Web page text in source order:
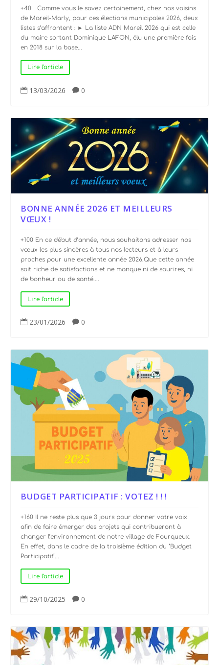
+40 Comme vous le savez certainement, chez nos voisins
de Mareil-Marly, pour ces élections municipales 2026, deux
listes s’affrontent : ► La liste ADN Mareil 2026 qui est celle
du maire sortant Dominique LAFON, élu une première fois
en 2018 sur la base...
Lire l'article
 13/03/2026  0
BONNE ANNÉE 2026 ET MEILLEURS
VŒUX !
+100 En ce début d’année, nous souhaitons adresser nos
vœux les plus sincères à tous nos lecteurs et à leurs
proches pour une excellente année 2026.Que cette année
soit riche de satisfactions et ne manque ni de sourires, ni
de bonheur ou de santé....
Lire l'article
 23/01/2026  0
BUDGET PARTICIPATIF : VOTEZ ! ! !
+160 Il ne reste plus que 3 jours pour donner votre voix
afin de faire émerger des projets qui contribueront à
changer l’environnement de notre village de Fourqueux.
En effet, dans le cadre de la troisième édition du ‘Budget
Participatif‘...
Lire l'article
 29/10/2025  0